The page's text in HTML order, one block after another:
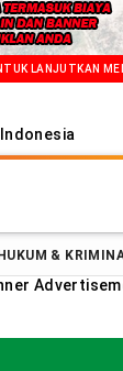
LANJUTKAN
Positif
HUKUM &